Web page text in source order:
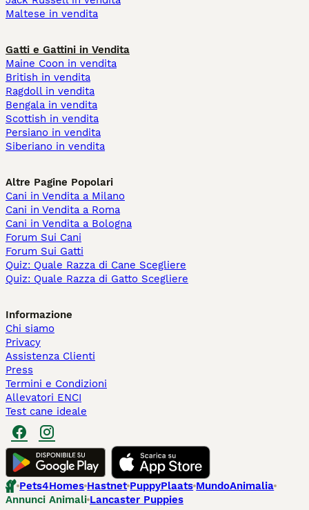
Maltese in vendita
Gatti e Gattini in Vendita
Maine Coon in vendita
British in vendita
Ragdoll in vendita
Bengala in vendita
Scottish in vendita
Persiano in vendita
Siberiano in vendita
Altre Pagine Popolari
Cani in Vendita a Milano
Cani in Vendita a Roma
Cani in Vendita a Bologna
Forum Sui Cani
Forum Sui Gatti
Quiz: Quale Razza di Cane Scegliere
Quiz: Quale Razza di Gatto Scegliere
Informazione
Chi siamo
Privacy
Assistenza Clienti
Press
Termini e Condizioni
Allevatori ENCI
Test cane ideale
Pets4Homes Hastnet PuppyPlaats MundoAnimalia
Annunci Animali Lancaster Puppies